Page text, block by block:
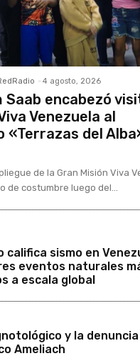
- 4 agosto, 2026
Saab encabezó
Venezuela al
«Terrazas del
de la Gran Misión Viva
de costumbre luego del...
califica sismo en
eventos naturales
a escala global
y la denuncia
Ameliach